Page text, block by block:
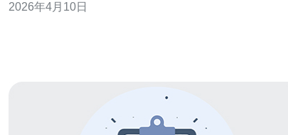
性原则：保证垂直（升级机型）与水平（多实例、负载均
2026年4月10日